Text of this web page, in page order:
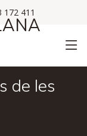
172 411
de les